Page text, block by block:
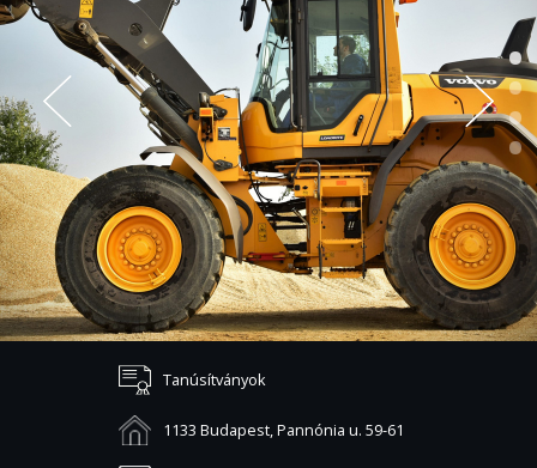
•
•
•
•
Tanúsítványok
1133 Budapest, Pannónia u. 59-61